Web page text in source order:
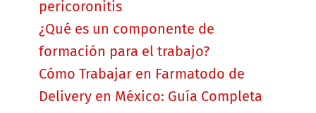
pericoronitis
¿Qué es un componente de
formación para el trabajo?
Cómo Trabajar en Farmatodo de
Delivery en México: Guía Completa